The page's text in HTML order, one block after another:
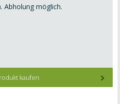
Abholung möglich.
kaufen